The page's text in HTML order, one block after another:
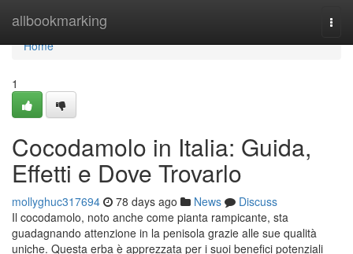
allbookmarking
Home
Home
1
Cocodamolo in Italia: Guida,
Effetti e Dove Trovarlo
mollyghuc317694 78 days ago News
Discuss
Il cocodamolo, noto anche come pianta rampicante, sta
guadagnando attenzione in la penisola grazie alle sue qualità
uniche. Questa erba è apprezzata per i suoi benefici potenziali